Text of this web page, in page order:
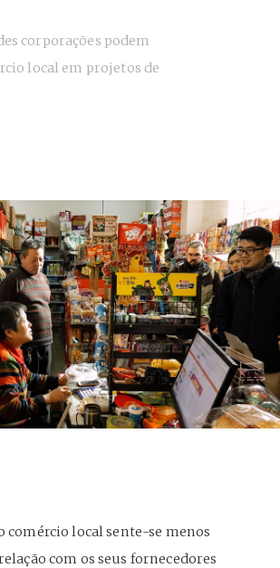
corporações podem
local em projetos de
comércio local sente-se menos
com os seus fornecedores